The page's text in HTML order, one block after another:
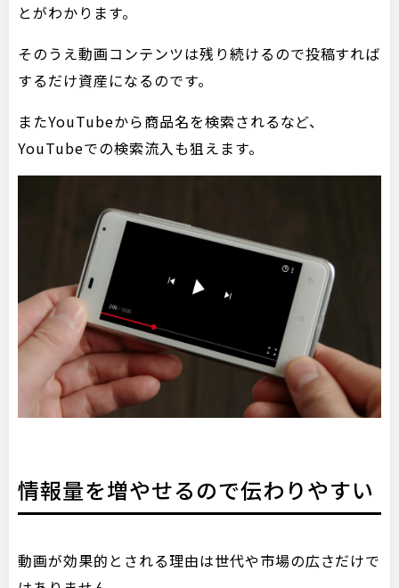
とがわかります。
そのうえ動画コンテンツは残り続けるので投稿すれば
するだけ資産になるのです。
またYouTubeから商品名を検索されるなど、
YouTubeでの検索流入も狙えます。
情報量を増やせるので伝わりやすい
動画が効果的とされる理由は世代や市場の広さだけで